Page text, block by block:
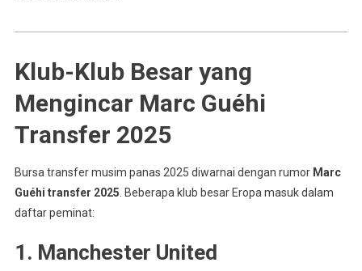
Klub-Klub Besar yang
Mengincar Marc Guéhi
Transfer 2025
Bursa transfer musim panas 2025 diwarnai dengan rumor Marc
Guéhi transfer 2025 . Beberapa klub besar Eropa masuk dalam
daftar peminat:
1. Manchester United